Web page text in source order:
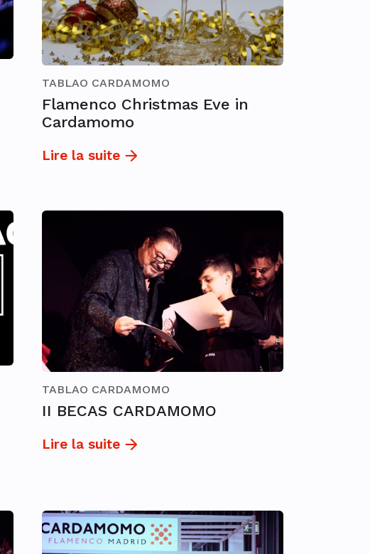
TABLAO CARDAMOMO
Flamenco Christmas Eve in
Cardamomo
Lire la suite
TABLAO CARDAMOMO
II BECAS CARDAMOMO
Lire la suite